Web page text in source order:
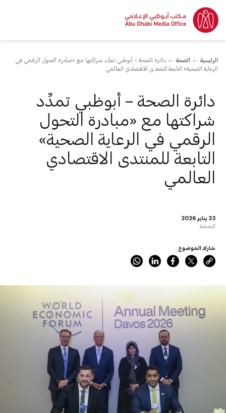
الرئيسية الصحة
دائرة الصحة – أبوظبي تمدِّد شراكتها مع «مبادرة التحول الرقمي في
الرعاية الصحية» التابعة للمنتدى الاقتصادي العالمي
23 يناير 2026
الصحة
دائرة الصحة – أبوظبي تمدِّد
شراكتها مع «مبادرة التحول
الرقمي في الرعاية الصحية»
التابعة للمنتدى الاقتصادي
العالمي
شارك الموضوع